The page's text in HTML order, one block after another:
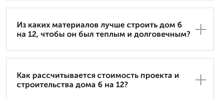
Из каких материалов лучше строить дом 6
на 12, чтобы он был теплым и долговечным?
Как рассчитывается стоимость проекта и
строительства дома 6 на 12?